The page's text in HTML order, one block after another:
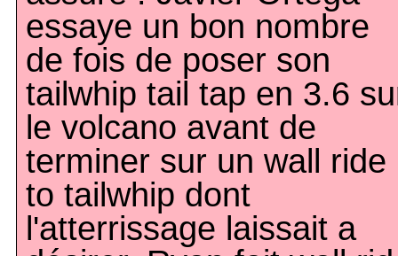
essaye un bon nombre
de fois de poser son
tailwhip tail tap en 3.6
le volcano avant de
terminer sur un wall ride
to tailwhip dont
l'atterrissage laissait a